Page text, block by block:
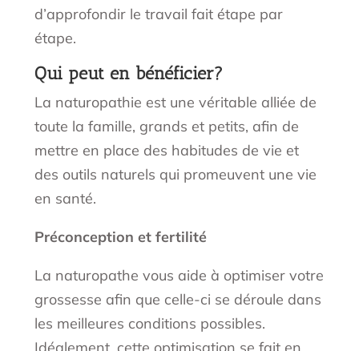
d’approfondir le travail fait étape par
étape.
Qui peut en bénéficier?
La naturopathie est une véritable alliée de
toute la famille, grands et petits, afin de
mettre en place des habitudes de vie et
des outils naturels qui promeuvent une vie
en santé.
Préconception et fertilité
La naturopathe vous aide à optimiser votre
grossesse afin que celle-ci se déroule dans
les meilleures conditions possibles.
Idéalement, cette optimisation se fait en